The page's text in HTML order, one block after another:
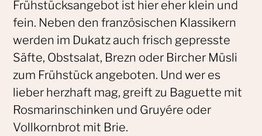
Frühstücksangebot ist hier eher klein und
fein. Neben den französischen Klassikern
werden im Dukatz auch frisch gepresste
Säfte, Obstsalat, Brezn oder Bircher Müsli
zum Frühstück angeboten. Und wer es
lieber herzhaft mag, greift zu Baguette mit
Rosmarinschinken und Gruyére oder
Vollkornbrot mit Brie.